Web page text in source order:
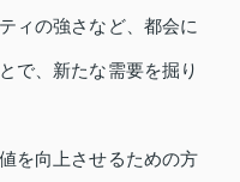
ィの強さなど、都会に
で、新たな需要を掘り
を向上させるための方